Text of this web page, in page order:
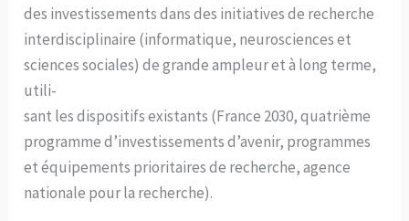
des investissements dans des initiatives de recherche
interdisciplinaire (informatique, neurosciences et
sciences sociales) de grande ampleur et à long terme,
utili-
sant les dispositifs existants (France 2030, quatrième
programme d’investissements d’avenir, programmes
et équipements prioritaires de recherche, agence
nationale pour la recherche).